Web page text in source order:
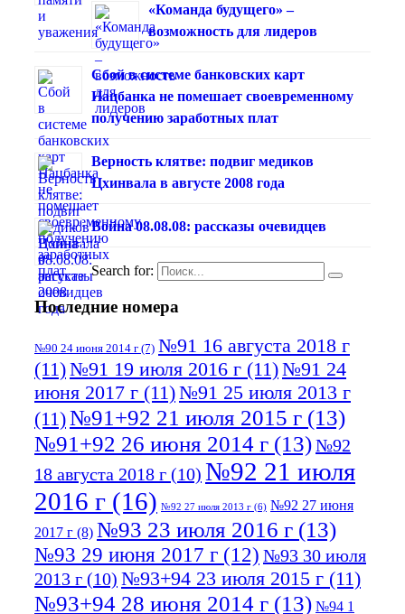
«Команда будущего» –
возможность для лидеров
Сбой в системе банковских карт
Нацбанка не помешает своевременному
получению заработных плат
Верность клятве: подвиг медиков
Цхинвала в августе 2008 года
Война 08.08.08: рассказы очевидцев
Search for:
Последние номера
№90 24 июня 2014 г (7) №91 16 августа 2018 г
(11)№91 19 июля 2016 г (11)№91 24
июня 2017 г (11)№91 25 июля 2013 г
(11)№91+92 21 июля 2015 г (13)
№91+92 26 июня 2014 г (13)№92
18 августа 2018 г (10) №92 21 июля
2016 г (16) №92 27 июля 2013 г (6) №92 27 июня
2017 г (8) №93 23 июля 2016 г (13)
№93 29 июня 2017 г (12) №93 30 июля
2013 г (10) №93+94 23 июля 2015 г (11)
№93+94 28 июня 2014 г (13) №94 1